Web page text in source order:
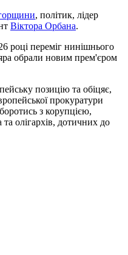
, політик, лідер
Віктора Орбана.
році переміг нинішнього
обрали новим прем'єром
позицію та обіцяє,
прокуратури
з корупцією,
олігархів, дотичних до